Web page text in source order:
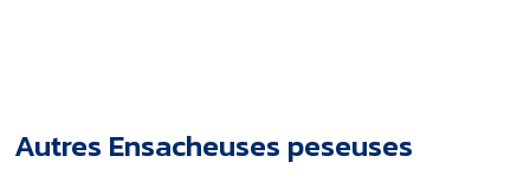
Autres Ensacheuses peseuses